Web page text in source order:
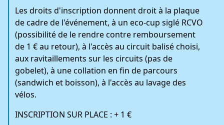
Les droits d'inscription donnent droit à la plaque
de cadre de l'événement, à un eco-cup siglé RCVO
(possibilité de le rendre contre remboursement
de 1 € au retour), à l'accès au circuit balisé choisi,
aux ravitaillements sur les circuits (pas de
gobelet), à une collation en fin de parcours
(sandwich et boisson), à l'accès au lavage des
vélos.
INSCRIPTION SUR PLACE : + 1 €